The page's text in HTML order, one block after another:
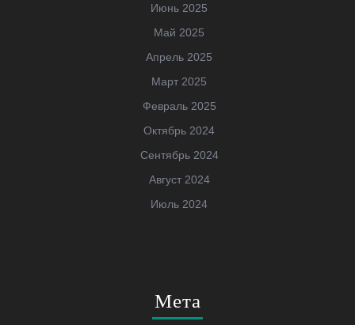
Июнь 2025
Май 2025
Апрель 2025
Март 2025
Февраль 2025
Октябрь 2024
Сентябрь 2024
Август 2024
Июль 2024
Мета